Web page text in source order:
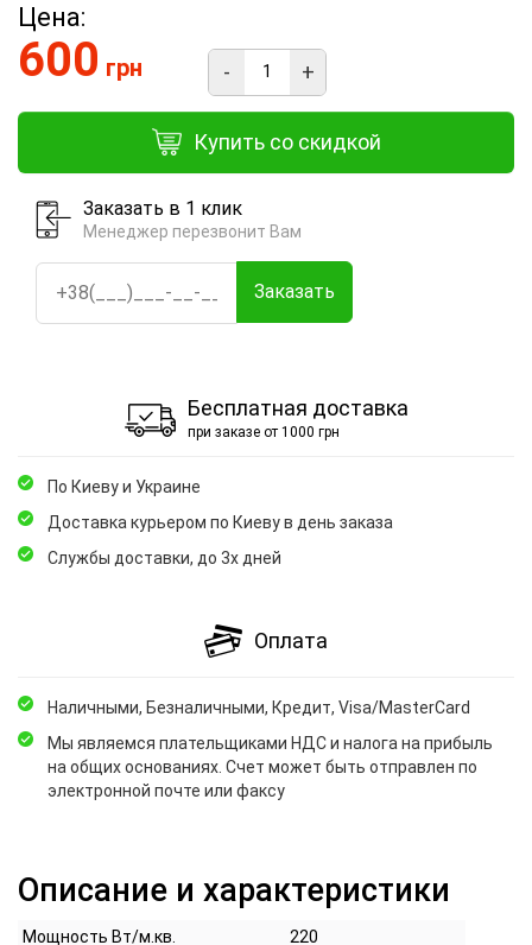
Цена:
600 грн - +
Купить со скидкой
Заказать в 1 клик
Менеджер перезвонит Вам
Заказать
Бесплатная доставка
при заказе от 1000 грн
По Киеву и Украине
Доставка курьером по Киеву в день заказа
Службы доставки, до 3х дней
Оплата
Наличными, Безналичными, Кредит, Visa/MasterCard
Мы являемся плательщиками НДС и налога на прибыль
на общих основаниях. Счет может быть отправлен по
электронной почте или факсу
Описание и характеристики
Мощность Вт/м.кв. 220